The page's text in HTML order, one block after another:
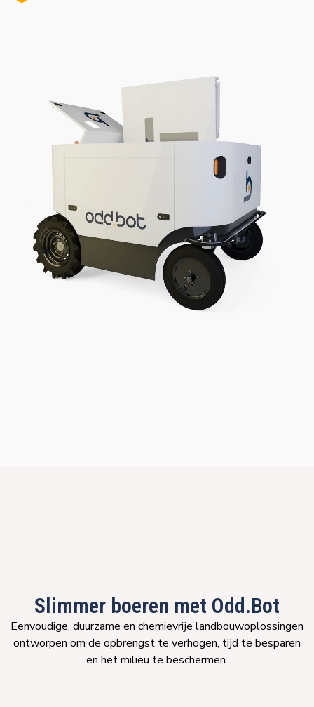
Slimmer boeren met Odd.Bot
Eenvoudige, duurzame en chemievrije landbouwoplossingen
ontworpen om de opbrengst te verhogen, tijd te besparen
en het milieu te beschermen.